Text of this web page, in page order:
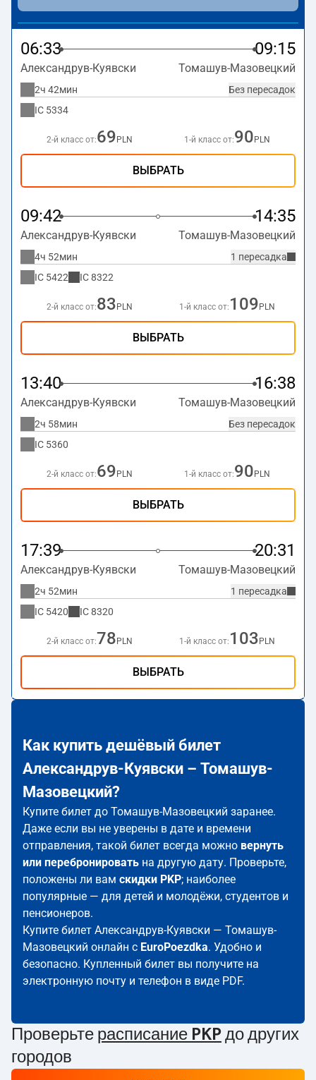
в пути. Поезд заканчивает маршрут на станции
Томашув-Мазовецкий.
06:33 09:15
Александрув-Куявски Томашув-Мазовецкий
Без пересадок
2ч 42мин
IC 5334
2-й класс от:69 PLN 1-й класс от:90 PLN
ВЫБРАТЬ
09:42 14:35
Александрув-Куявски Томашув-Мазовецкий
1 пересадка
4ч 52мин
IC 5422 IC8322
2-й класс от:83 PLN 1-й класс от: 109 PLN
ВЫБРАТЬ
13:40 16:38
Александрув-Куявски Томашув-Мазовецкий
Без пересадок
2ч 58мин
IC 5360
2-й класс от:69 PLN 1-й класс от:90 PLN
ВЫБРАТЬ
17:39 20:31
Александрув-Куявски Томашув-Мазовецкий
1 пересадка
2ч 52мин
IC 5420 IC8320
2-й класс от:78 PLN 1-й класс от: 103 PLN
ВЫБРАТЬ
Как купить дешёвый билет
Александрув-Куявски – Томашув-
Мазовецкий?
Купите билет до Томашув-Мазовецкий заранее.
Даже если вы не уверены в дате и времени
отправления, такой билет всегда можно вернуть
или перебронировать на другую дату. Проверьте,
положены ли вам скидки PKP; наиболее
популярные — для детей и молодёжи, студентов и
пенсионеров.
Купите билет Александрув-Куявски — Томашув-
Мазовецкий онлайн с EuroPoezdka. Удобно и
безопасно. Купленный билет вы получите на
электронную почту и телефон в виде PDF.
Проверьте расписание PKP до других
городов